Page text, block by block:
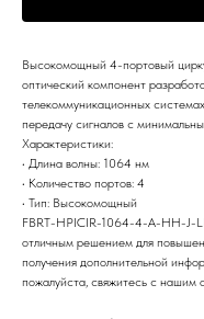
Высокомощный 4-портовый
оптический компонент
телекоммуникационных
передачу сигналов с
Характеристики:
• Длина волны: 1064 нм
• Количество портов: 4
• Тип: Высокомощный
FBRT-HPICIR-1064-4-A-HH-J-
отличным решением для
получения дополнительной
пожалуйста, свяжитесь с нашим